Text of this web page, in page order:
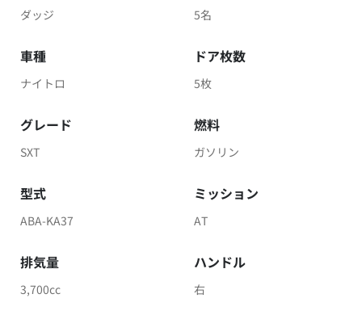
ダッジ 5名
車種
ナイトロ
ドア枚数
5枚
グレード
SXT
燃料
ガソリン
型式
ABA-KA37
ミッション
AT
排気量
3,700cc
ハンドル
右